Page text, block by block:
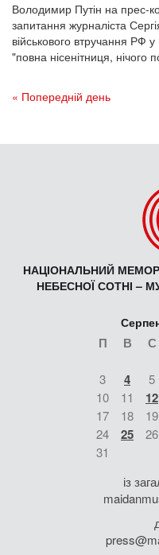
Володимир Путін на прес-
запитання журналіста
військового втручання РФ у
"повна нісенітниця, нічого
« Попередній день
НАЦІОНАЛЬНИЙ
НЕБЕСНОЇ СОТНІ –
П В С
3 4 5
10
11 12
17
18 19
24
25 26
31
із